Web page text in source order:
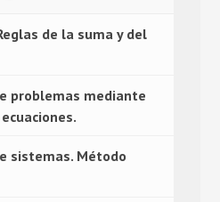
de la suma y del
problemas mediante
sistemas. Método